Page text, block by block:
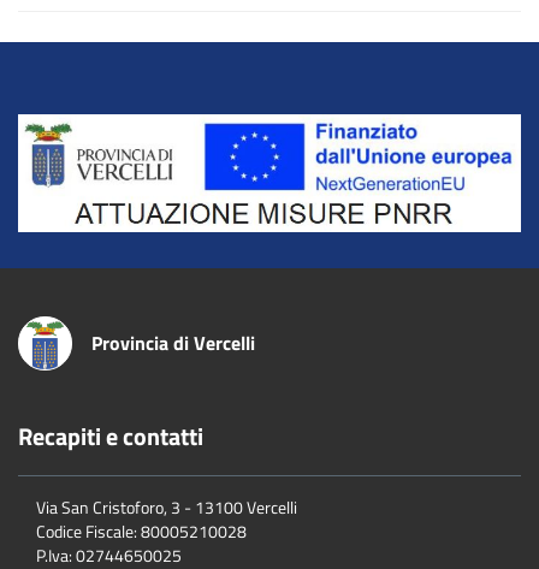
Title
Provincia di Vercelli
Recapiti e contatti
Via San Cristoforo, 3 - 13100 Vercelli
Codice Fiscale:80005210028
P.Iva:02744650025